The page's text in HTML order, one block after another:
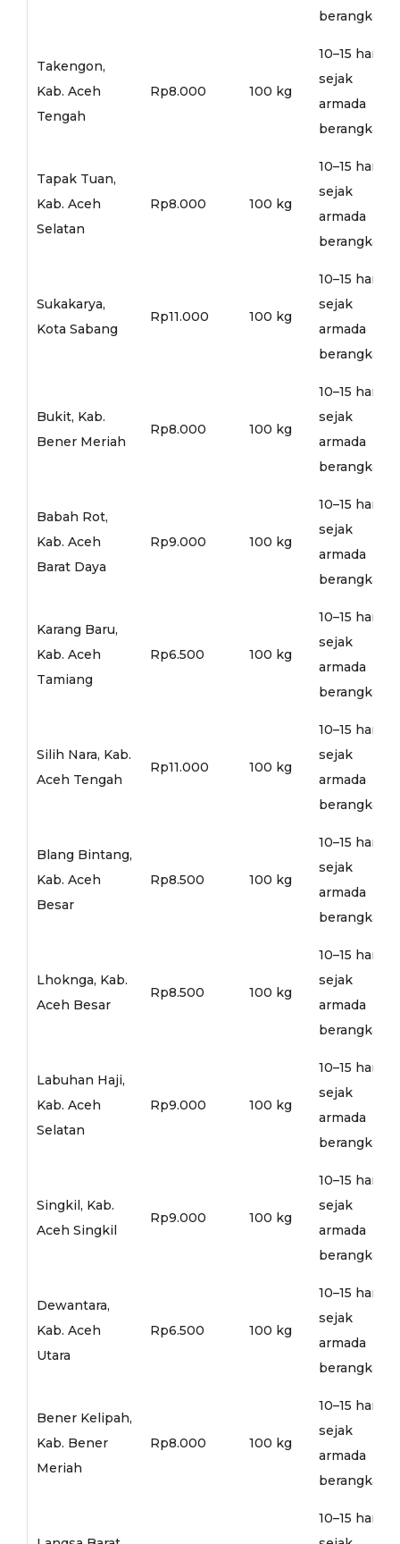
berangkat
Takengon,
Kab. Aceh
Tengah
Rp8.000 100 kg
10–15 hari
sejak
armada
berangkat
Tapak Tuan,
Kab. Aceh
Selatan
Rp8.000 100 kg
10–15 hari
sejak
armada
berangkat
Sukakarya,
Kota Sabang
Rp11.000 100 kg
10–15 hari
sejak
armada
berangkat
Bukit, Kab.
Bener Meriah
Rp8.000 100 kg
10–15 hari
sejak
armada
berangkat
Babah Rot,
Kab. Aceh
Barat Daya
Rp9.000 100 kg
10–15 hari
sejak
armada
berangkat
Karang Baru,
Kab. Aceh
Tamiang
Rp6.500 100 kg
10–15 hari
sejak
armada
berangkat
Silih Nara, Kab.
Aceh Tengah
Rp11.000 100 kg
10–15 hari
sejak
armada
berangkat
Blang Bintang,
Kab. Aceh
Besar
Rp8.500 100 kg
10–15 hari
sejak
armada
berangkat
Lhoknga, Kab.
Aceh Besar
Rp8.500 100 kg
10–15 hari
sejak
armada
berangkat
Labuhan Haji,
Kab. Aceh
Selatan
Rp9.000 100 kg
10–15 hari
sejak
armada
berangkat
Singkil, Kab.
Aceh Singkil
Rp9.000 100 kg
10–15 hari
sejak
armada
berangkat
Dewantara,
Kab. Aceh
Utara
Rp6.500 100 kg
10–15 hari
sejak
armada
berangkat
Bener Kelipah,
Kab. Bener
Meriah
Rp8.000 100 kg
10–15 hari
sejak
armada
berangkat
10–15 hari